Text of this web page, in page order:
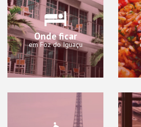
Onde ficar
em Foz do Iguaçu